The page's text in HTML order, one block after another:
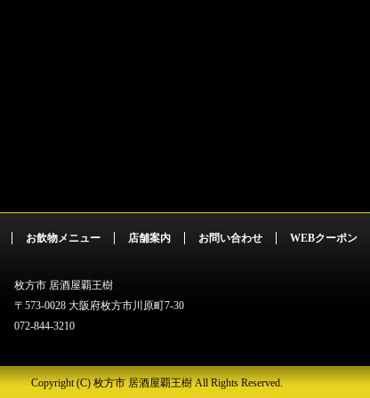
お飲物メニュー 店舗案内 お問い合わせ WEBクーポン
枚方市 居酒屋覇王樹
〒573-0028 大阪府枚方市川原町7-30
072-844-3210
Copyright (C) 枚方市 居酒屋覇王樹 All Rights Reserved.